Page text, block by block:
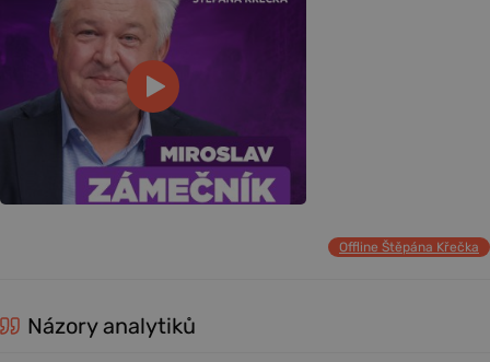
Offline Štěpána Křečka
Názory analytiků